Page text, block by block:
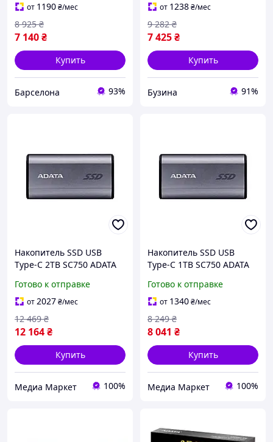
от 1190₴/мес
7 140₴
8 925 ₴
Купить
Барселона 93%
от 1238₴/мес
7 425₴
9 282 ₴
Купить
Бузина 91%
Накопитель SSD USB
Type-C 2TB SC750 ADATA
Готово к отправке
от2027₴/мес
12 164₴
12 469 ₴
Купить
Медиа Маркет 100%
Накопитель SSD USB
Type-C 1TB SC750 ADATA
Готово к отправке
от 1340₴/мес
8 041 ₴
8 249 ₴
Купить
Медиа Маркет 100%